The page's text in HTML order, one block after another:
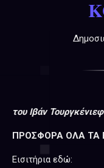
του Ιβάν Τουργκένιεφ
ΠΡΟΣΦΟΡΑ ΟΛΑ ΤΑ
Εισιτήρια εδώ: